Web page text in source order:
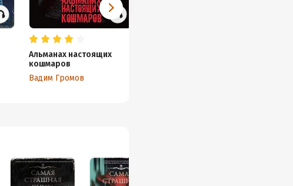
Альманах настоящих
кошмаров
Вадим Громов